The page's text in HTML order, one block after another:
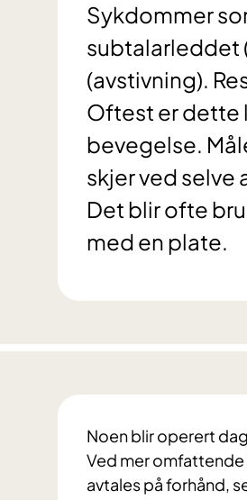
Sykdommer
subtalarleddet
(avstivning).
Oftest er dette
bevegelse.
skjer ved selve
Det blir ofte
med en plate.
Noen blir operert
Ved mer
avtales på forhånd,